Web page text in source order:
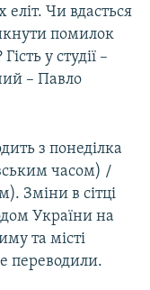
еліт. Чи вдасться
помилок
у студії –
– Павло
з понеділка
часом) /
Зміни в сітці
України на
та місті
переводили.